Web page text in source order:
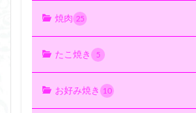
焼肉 25
たこ焼き 5
お好み焼き 10